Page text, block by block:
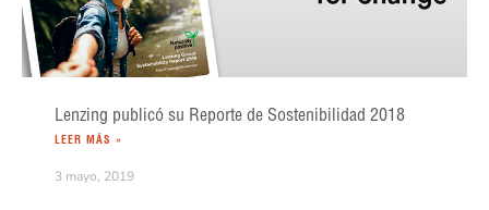
Lenzing publicó su Reporte de Sostenibilidad 2018
LEER MÁS »
3 mayo, 2019